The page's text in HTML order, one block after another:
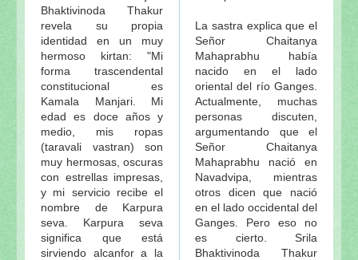
Bhaktivinoda Thakur
revela su propia
identidad en un muy
hermoso kirtan: "Mi
forma trascendental
constitucional es
Kamala Manjari. Mi
edad es doce años y
medio, mis ropas
(taravali vastran) son
muy hermosas, oscuras
con estrellas impresas,
y mi servicio recibe el
nombre de Karpura
seva. Karpura seva
significa que está
sirviendo alcanfor a la
La sastra explica que el
Señor Chaitanya
Mahaprabhu había
nacido en el lado
oriental del río Ganges.
Actualmente, muchas
personas discuten,
argumentando que el
Señor Chaitanya
Mahaprabhu nació en
Navadvipa, mientras
otros dicen que nació
en el lado occidental del
Ganges. Pero eso no
es cierto. Srila
Bhaktivinoda Thakur